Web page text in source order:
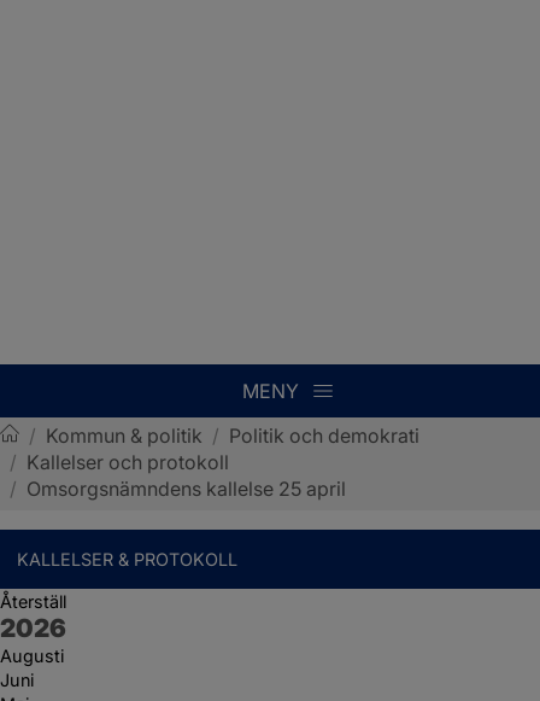
MENY
Sotenäs kommun
/ Kommun & politik / Politik och demokrati
/ Kallelser och protokoll
/ Omsorgsnämndens kallelse 25 april
KALLELSER & PROTOKOLL
Återställ
År:
2026
Augusti
Juni